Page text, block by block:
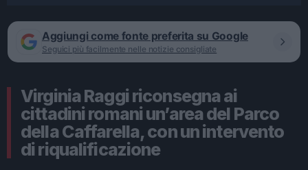
Aggiungi come fonte preferita su Google
Seguici più facilmente nelle notizie consigliate
Virginia Raggi riconsegna ai
cittadini romani un’area del Parco
della Caffarella, con un intervento
di riqualificazione